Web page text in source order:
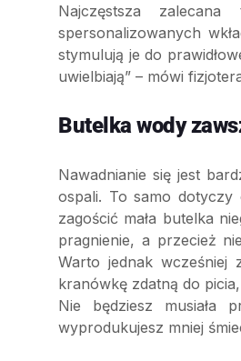
Najczęstsza
spersonalizowanych
stymulują je do
uwielbiają” – mówi
Butelka wody
Nawadnianie się jest
ospali. To samo dotyczy
zagościć mała butelka
pragnienie, a przecież
Warto jednak wcześniej
kranówkę zdatną do
Nie będziesz musiała
wyprodukujesz mniej